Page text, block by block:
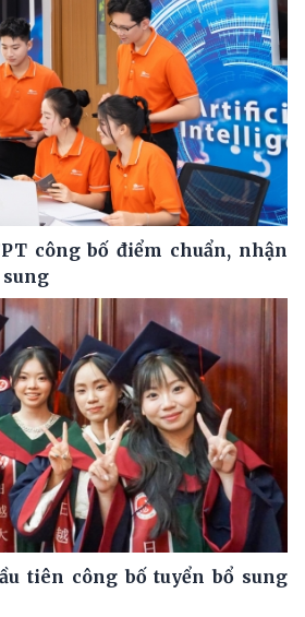
công bố điểm chuẩn, nhận
sung
tiên công bố tuyển bổ sung